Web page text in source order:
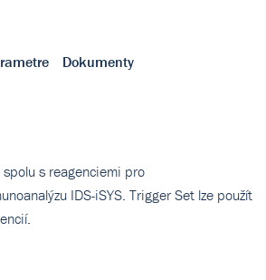
Dokumenty
s reagenciemi pro
IDS-iSYS. Trigger Set lze použít